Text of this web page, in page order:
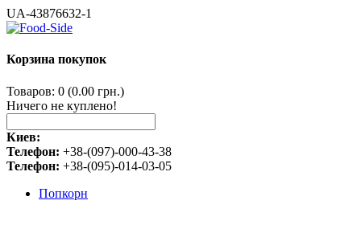
UA-43876632-1
Корзина покупок
Товаров: 0 (0.00 грн.)
Ничего не куплено!
Киев:
Телефон: +38-(097)-000-43-38
Телефон: +38-(095)-014-03-05
Попкорн